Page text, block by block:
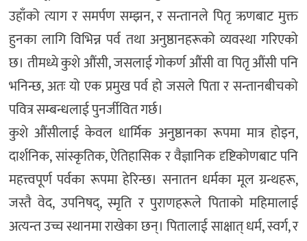
उहाँको त्याग र समर्पण सम्झन, र सन्तानले पितृ ऋणबाट मुक्त
हुनका लागि विभिन्न पर्व तथा अनुष्ठानहरूको व्यवस्था गरिएको
छ। तीमध्ये कुशे औंसी, जसलाई गोकर्ण औंसी वा पितृ औंसी पनि
भनिन्छ, अतः यो एक प्रमुख पर्व हो जसले पिता र सन्तानबीचको
पवित्र सम्बन्धलाई पुनर्जीवित गर्छ।
कुशे औंसीलाई केवल धार्मिक अनुष्ठानका रूपमा मात्र होइन,
दार्शनिक, सांस्कृतिक, ऐतिहासिक र वैज्ञानिक दृष्टिकोणबाट पनि
महत्त्वपूर्ण पर्वका रूपमा हेरिन्छ। सनातन धर्मका मूल ग्रन्थहरू,
जस्तै वेद, उपनिषद्, स्मृति र पुराणहरूले पिताको महिमालाई
अत्यन्त उच्च स्थानमा राखेका छन्। पितालाई साक्षात् धर्म, स्वर्ग, र